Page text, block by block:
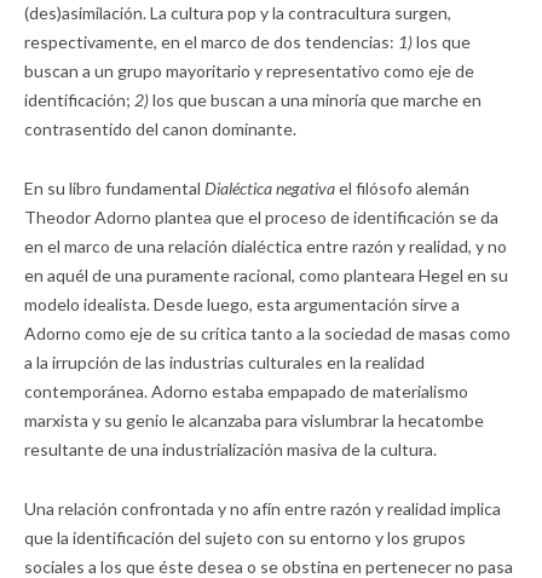
(des)asimilación. La cultura pop y la contracultura surgen,
respectivamente, en el marco de dos tendencias: 1)los que
buscan a un grupo mayoritario y representativo como eje de
identificación; 2)los que buscan a una minoría que marche en
contrasentido del canon dominante.
En su libro fundamental Dialéctica negativael filósofo alemán
Theodor Adorno plantea que el proceso de identificación se da
en el marco de una relación dialéctica entre razón y realidad, y no
en aquél de una puramente racional, como planteara Hegel en su
modelo idealista. Desde luego, esta argumentación sirve a
Adorno como eje de su crítica tanto a la sociedad de masas como
a la irrupción de las industrias culturales en la realidad
contemporánea. Adorno estaba empapado de materialismo
marxista y su genio le alcanzaba para vislumbrar la hecatombe
resultante de una industrialización masiva de la cultura.
Una relación confrontada y no afín entre razón y realidad implica
que la identificación del sujeto con su entorno y los grupos
sociales a los que éste desea o se obstina en pertenecer no pasa